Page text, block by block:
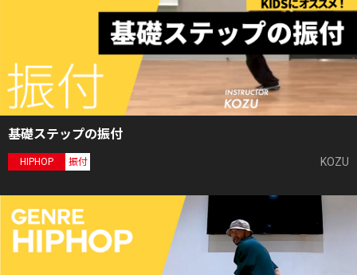
基礎ステップの振付
HIPHOP 振付 KOZU